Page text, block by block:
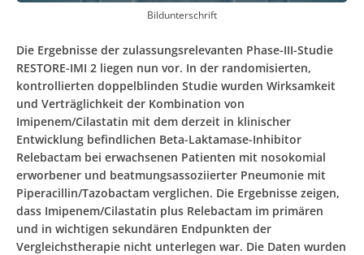
Bildunterschrift
Die Ergebnisse der zulassungsrelevanten Phase-III-Studie
RESTORE-IMI 2 liegen nun vor. In der randomisierten,
kontrollierten doppelblinden Studie wurden Wirksamkeit
und Verträglichkeit der Kombination von
Imipenem/Cilastatin mit dem derzeit in klinischer
Entwicklung befindlichen Beta-Laktamase-Inhibitor
Relebactam bei erwachsenen Patienten mit nosokomial
erworbener und beatmungsassoziierter Pneumonie mit
Piperacillin/Tazobactam verglichen. Die Ergebnisse zeigen,
dass Imipenem/Cilastatin plus Relebactam im primären
und in wichtigen sekundären Endpunkten der
Vergleichstherapie nicht unterlegen war. Die Daten wurden